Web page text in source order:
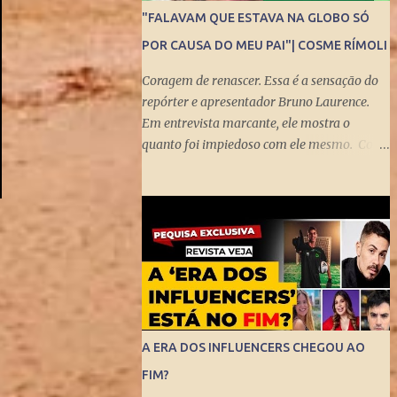
"FALAVAM QUE ESTAVA NA GLOBO SÓ
POR CAUSA DO MEU PAI"| COSME RÍMOLI
Coragem de renascer. Essa é a sensação do
repórter e apresentador Bruno Laurence.
Em entrevista marcante, ele mostra o
quanto foi impiedoso com ele mesmo. Com
Michel Laurence . Fundador da revista
Placar, ganhador do prêmio Esso,
responsável pela regionalização do Globo
Esporte, criador dos programas Grandes
Momentos do Esporte e Cartão Verde, entre
inúmeros feitos. Bruno queria fugir da
comparação. Tentou ser jogador de
basquete. Mas o jornalismo esportivo estava
A ERA DOS INFLUENCERS CHEGOU AO
FIM?